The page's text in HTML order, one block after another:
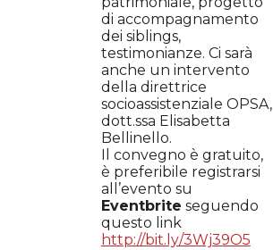
di accompagnamento
dei siblings,
testimonianze. Ci sarà
anche un intervento
della direttrice
socioassistenziale OPSA,
dott.ssa Elisabetta
Bellinello.
Il convegno è gratuito,
è preferibile registrarsi
all’evento su
Eventbrite seguendo
questo link
http://bit.ly/3Wj39O5